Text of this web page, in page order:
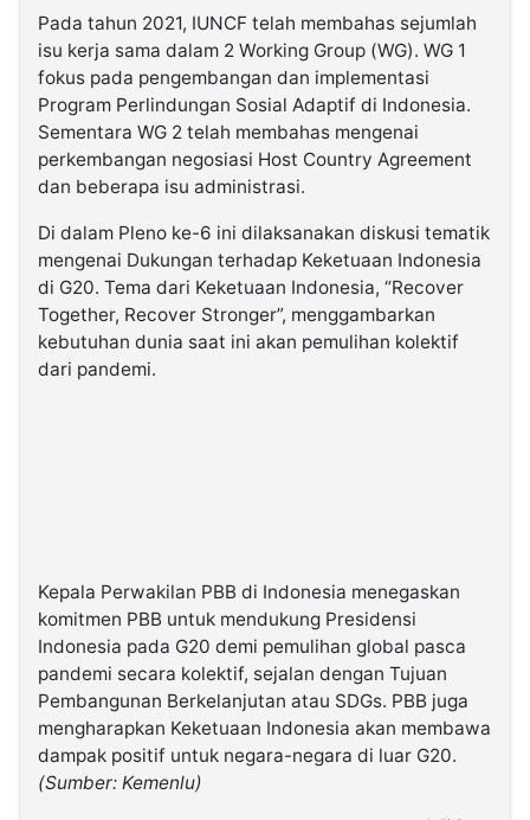
Pada tahun 2021, IUNCF telah membahas sejumlah
isu kerja sama dalam 2 Working Group (WG). WG 1
fokus pada pengembangan dan implementasi
Program Perlindungan Sosial Adaptif di Indonesia.
Sementara WG 2 telah membahas mengenai
perkembangan negosiasi Host Country Agreement
dan beberapa isu administrasi.
Di dalam Pleno ke-6 ini dilaksanakan diskusi tematik
mengenai Dukungan terhadap Keketuaan Indonesia
di G20. Tema dari Keketuaan Indonesia, “Recover
Together, Recover Stronger”, menggambarkan
kebutuhan dunia saat ini akan pemulihan kolektif
dari pandemi.
Kepala Perwakilan PBB di Indonesia menegaskan
komitmen PBB untuk mendukung Presidensi
Indonesia pada G20 demi pemulihan global pasca
pandemi secara kolektif, sejalan dengan Tujuan
Pembangunan Berkelanjutan atau SDGs. PBB juga
mengharapkan Keketuaan Indonesia akan membawa
dampak positif untuk negara-negara di luar G20.​
(Sumber: Kemenlu)